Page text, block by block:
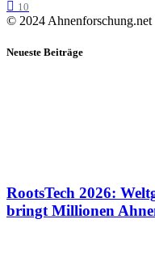
10
© 2024 Ahnenforschung.net
Neueste Beiträge
RootsTech 2026:
bringt Millionen